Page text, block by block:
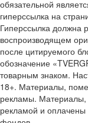
обязательной
гиперссылка на
Гиперссылка должна
воспроизводящем
после цитируемого
обозначение
товарным знаком.
18+. Материалы,
рекламы.
рекламой и оплачены